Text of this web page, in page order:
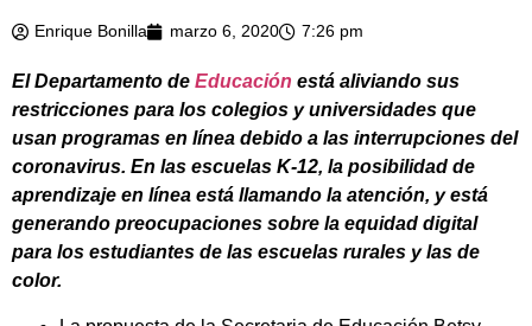
Enrique Bonilla marzo 6, 2020 7:26 pm
El Departamento de Educación está aliviando sus
restricciones para los colegios y universidades que
usan programas en línea debido a las interrupciones del
coronavirus. En las escuelas K-12, la posibilidad de
aprendizaje en línea está llamando la atención, y está
generando preocupaciones sobre la equidad digital
para los estudiantes de las escuelas rurales y las de
color.